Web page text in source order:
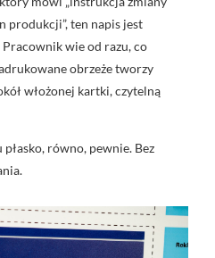
produkcji”, ten napis jest
wie od razu, co
obrzeże tworzy
włożonej kartki, czytelną
równo, pewnie. Bez